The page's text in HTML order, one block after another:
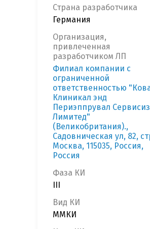
Страна разработчика
Германия
Организация,
привлеченная
разработчиком ЛП
Филиал компании с
ограниченной
ответственностью
Клиникал энд
Периэппрувал Сервисиз
Лимитед"
(Великобритания).,
Садовническая ул, 82,
Москва, 115035, Россия,
Россия
Фаза КИ
Вид КИ
ММКИ